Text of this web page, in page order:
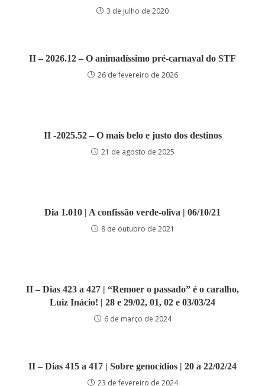
3 de julho de 2020
II – 2026.12 – O animadíssimo pré-carnaval do STF
26 de fevereiro de 2026
II -2025.52 – O mais belo e justo dos destinos
21 de agosto de 2025
Dia 1.010 | A confissão verde-oliva | 06/10/21
8 de outubro de 2021
II – Dias 423 a 427 | “Remoer o passado” é o caralho,
Luiz Inácio! | 28 e 29/02, 01, 02 e 03/03/24
6 de março de 2024
II – Dias 415 a 417 | Sobre genocídios | 20 a 22/02/24
23 de fevereiro de 2024